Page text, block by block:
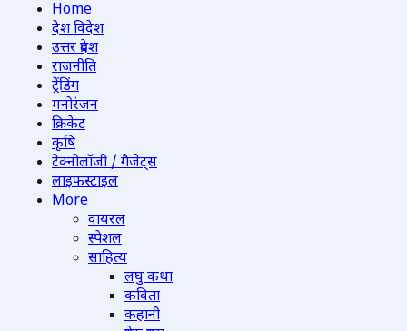
Home
देश विदेश
उत्तर प्रदेश
राजनीति
ट्रेंडिंग
मनोरंजन
क्रिकेट
कृषि
टेक्नोलॉजी / गैजेट्स
लाइफस्टाइल
More
वायरल
स्पेशल
साहित्य
लघु कथा
कविता
कहानी